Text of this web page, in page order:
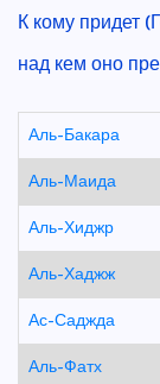
К кому придет
над кем оно
Аль-Бакара
Аль-Маида
Аль-Хиджр
Аль-Хаджж
Ас-Саджда
Аль-Фатх